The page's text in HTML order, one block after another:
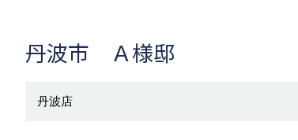
丹波市 Ａ様邸
丹波店